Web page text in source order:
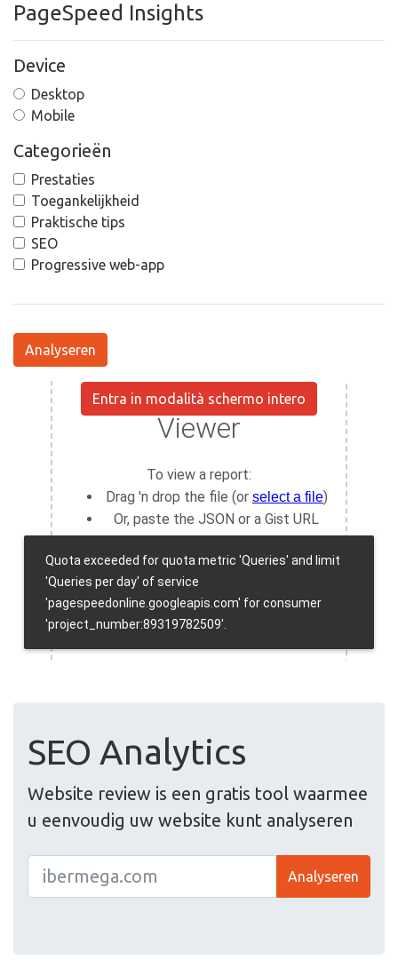
PageSpeed Insights
Device
Desktop
Mobile
Categorieën
Prestaties
Toegankelijkheid
Praktische tips
SEO
Progressive web-app
Analyseren
Entra in modalità schermo intero
SEO Analytics
Website review is een gratis tool waarmee
u eenvoudig uw website kunt analyseren
Analyseren